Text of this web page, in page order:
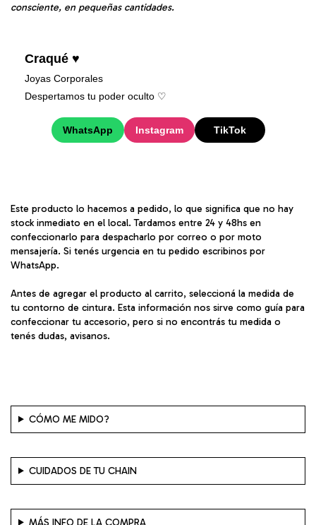
consciente, en pequeñas cantidades.
Craqué ♥
Joyas Corporales
Despertamos tu poder oculto ♡︎
WhatsApp Instagram TikTok
Este producto lo hacemos a pedido, lo que significa que no hay
stock inmediato en el local. Tardamos entre 24 y 48hs en
confeccionarlo para despacharlo por correo o por moto
mensajería. Si tenés urgencia en tu pedido escribinos por
WhatsApp.
Antes de agregar el producto al carrito, seleccioná la medida de
tu contorno de cintura. Esta información nos sirve como guía para
confeccionar tu accesorio, pero si no encontrás tu medida o
tenés dudas, avisanos.
CÓMO ME MIDO?
CUIDADOS DE TU CHAIN
MÁS INFO DE LA COMPRA